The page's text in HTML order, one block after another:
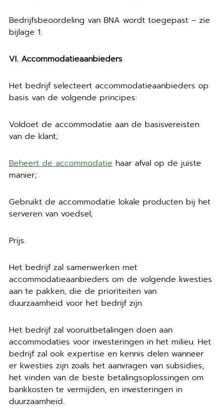
Bedrijfsbeoordeling van BNA wordt toegepast – zie
bijlage 1.
VI. Accommodatieaanbieders
Het bedrijf selecteert accommodatieaanbieders op
basis van de volgende principes:
Voldoet de accommodatie aan de basisvereisten
van de klant;
Beheert de accommodatiehaar afval op de juiste
manier;
Gebruikt de accommodatie lokale producten bij het
serveren van voedsel;
Prijs.
Het bedrijf zal samenwerken met
accommodatieaanbieders om de volgende kwesties
aan te pakken, die de prioriteiten van
duurzaamheid voor het bedrijf zijn.
Het bedrijf zal vooruitbetalingen doen aan
accommodaties voor investeringen in het milieu. Het
bedrijf zal ook expertise en kennis delen wanneer
er kwesties zijn zoals het aanvragen van subsidies,
het vinden van de beste betalingsoplossingen om
bankkosten te vermijden, en investeringen in
duurzaamheid.